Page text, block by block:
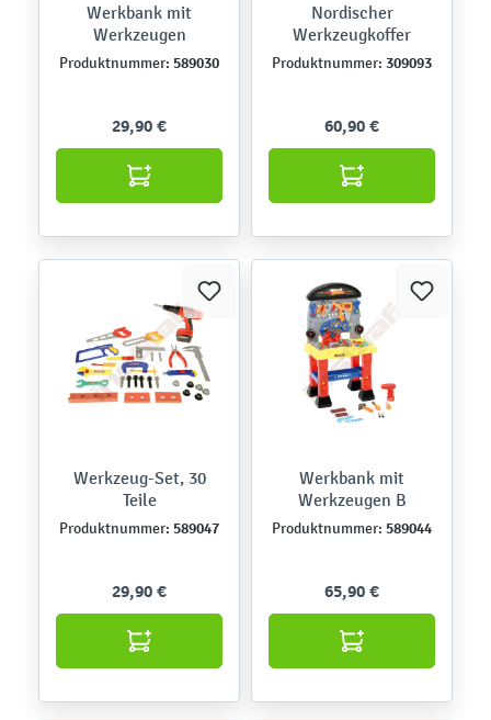
Werkbank mit
Werkzeugen
Produktnummer: 589030
29,90 €
Nordischer
Werkzeugkoffer
Produktnummer: 309093
60,90 €
Werkzeug-Set, 30
Teile
Produktnummer: 589047
29,90 €
Werkbank mit
Werkzeugen B
Produktnummer: 589044
65,90 €